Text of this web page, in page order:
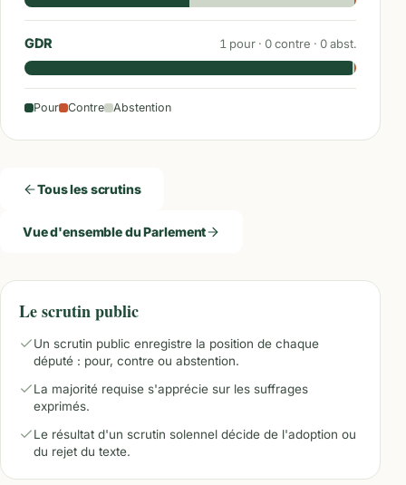
GDR 1 pour · 0contre · 0abst.
Pour Contre Abstention
Tous les scrutins
Vue d'ensemble du Parlement
Le scrutin public
Un scrutin public enregistre la position de chaque
député : pour, contre ou abstention.
La majorité requise s'apprécie sur les suffrages
exprimés.
Le résultat d'un scrutin solennel décide de l'adoption ou
du rejet du texte.